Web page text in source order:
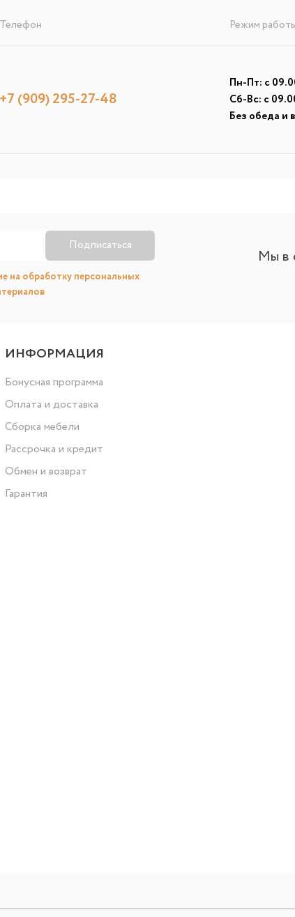
Телефон Режим
+7 (909) 295-27-48
Пн-Пт: с
Сб-Вс: с
Без обеда и
Подписаться
на обработку персональных
Мы в
ИНФОРМАЦИЯ
Бонусная программа
Оплата и доставка
Сборка мебели
Рассрочка и кредит
Обмен и возврат
Гарантия